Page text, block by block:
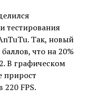
тестирования
Так, новый
что на 20%
В графическом
прирост
220 FPS.